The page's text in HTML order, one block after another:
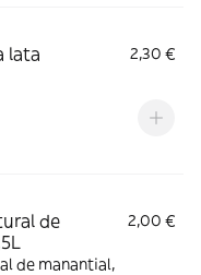
lata
2,30 €
de
2,00 €
de manantial,